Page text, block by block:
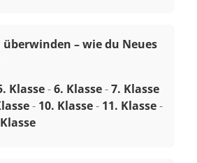
– wie du Neues
Klasse-6. Klasse-7. Klasse
- 10. Klasse- 11. Klasse-